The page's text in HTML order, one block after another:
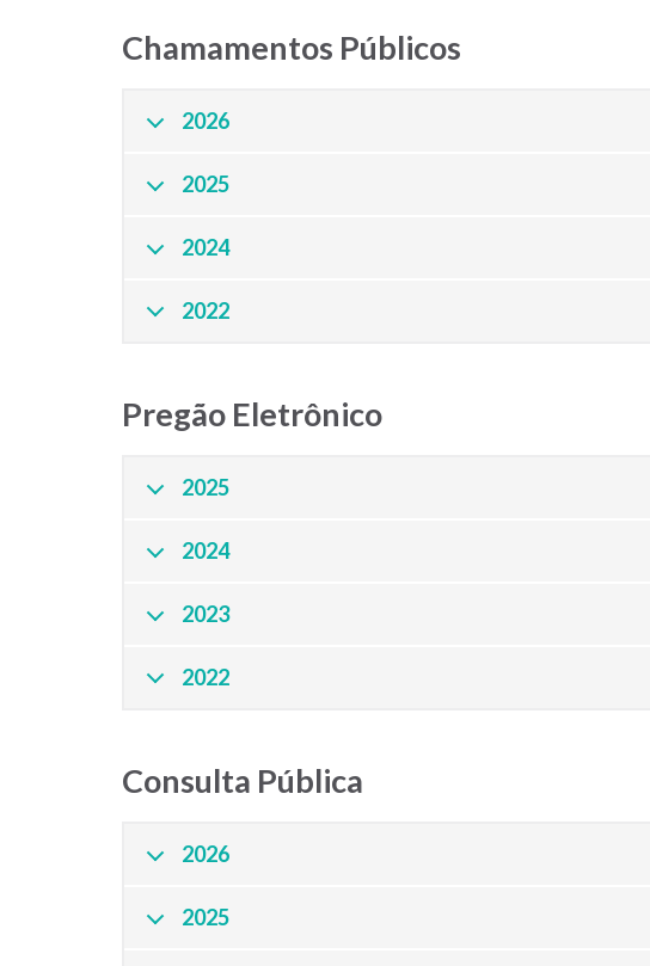
Chamamentos Públicos
2026
2025
2024
2022
Pregão Eletrônico
2025
2024
2023
2022
Consulta Pública
2026
2025